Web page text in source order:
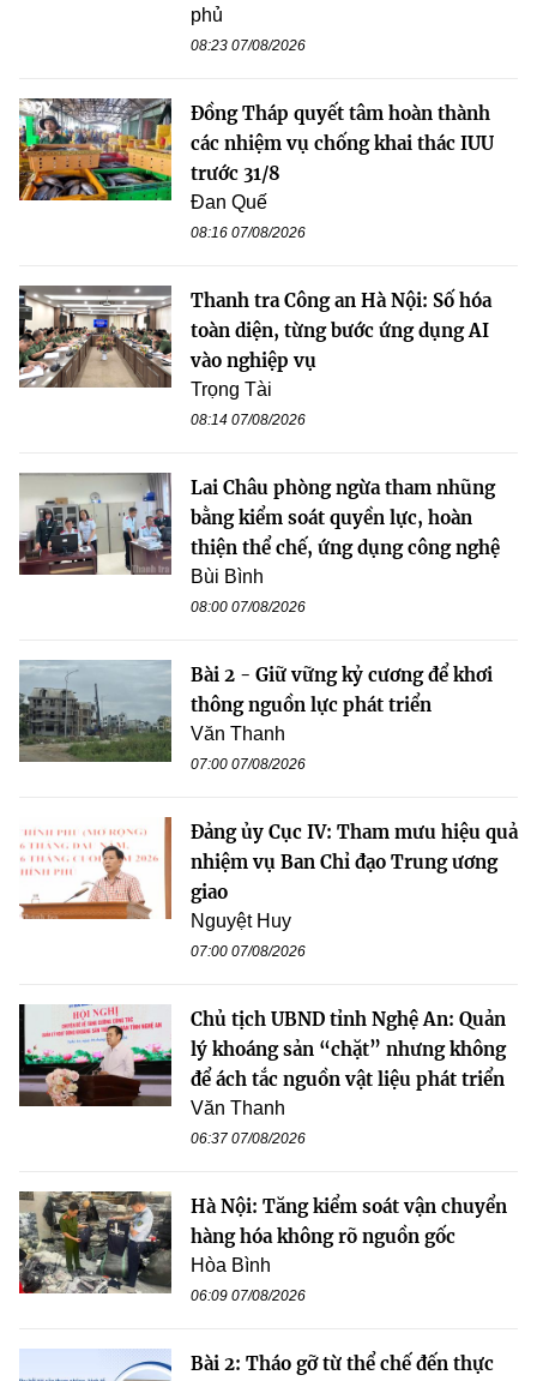
phủ
08:23 07/08/2026
Đồng Tháp quyết tâm hoàn thành
các nhiệm vụ chống khai thác IUU
trước 31/8
Đan Quế
08:16 07/08/2026
Thanh tra Công an Hà Nội: Số hóa
toàn diện, từng bước ứng dụng AI
vào nghiệp vụ
Trọng Tài
08:14 07/08/2026
Lai Châu phòng ngừa tham nhũng
bằng kiểm soát quyền lực, hoàn
thiện thể chế, ứng dụng công nghệ
Bùi Bình
08:00 07/08/2026
Bài 2 - Giữ vững kỷ cương để khơi
thông nguồn lực phát triển
Văn Thanh
07:00 07/08/2026
Đảng ủy Cục IV: Tham mưu hiệu quả
nhiệm vụ Ban Chỉ đạo Trung ương
giao
Nguyệt Huy
07:00 07/08/2026
Chủ tịch UBND tỉnh Nghệ An: Quản
lý khoáng sản “chặt” nhưng không
để ách tắc nguồn vật liệu phát triển
Văn Thanh
06:37 07/08/2026
Hà Nội: Tăng kiểm soát vận chuyển
hàng hóa không rõ nguồn gốc
Hòa Bình
06:09 07/08/2026
Bài 2: Tháo gỡ từ thể chế đến thực